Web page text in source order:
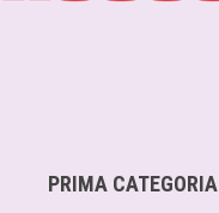
PRIMA CATEGORIA